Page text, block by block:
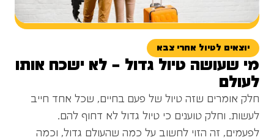
יוצאים לטיול אחרי צבא
מי שעושה טיול גדול – לא ישכח אותו
לעולם
חלק אומרים שזה טיול של פעם בחיים, שכל אחד חייב
לעשות. וחלק טוענים כי טיול גדול לא דחוף להם.
לפעמים, זה הזוי לחשוב על כמה שהעולם גדול, וכמה